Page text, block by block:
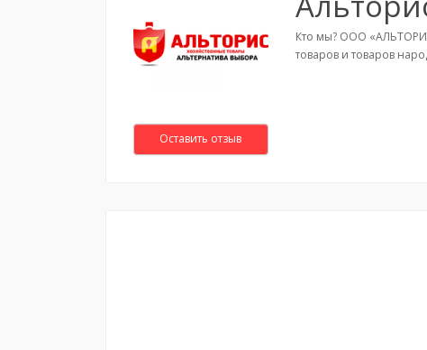
Оставить отзыв
Кто мы? ООО
товаров и товаров